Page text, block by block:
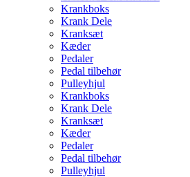
Krankboks
Krank Dele
Kranksæt
Kæder
Pedaler
Pedal tilbehør
Pulleyhjul
Krankboks
Krank Dele
Kranksæt
Kæder
Pedaler
Pedal tilbehør
Pulleyhjul